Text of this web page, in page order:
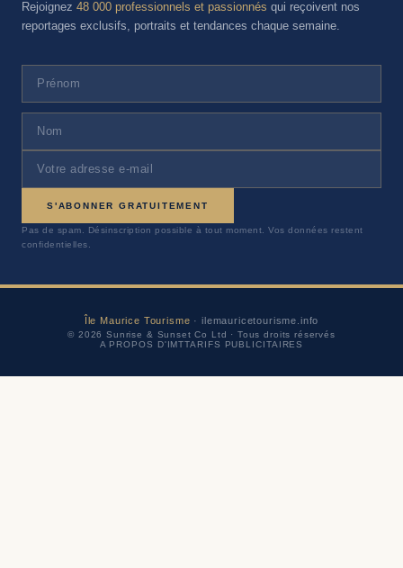
Rejoignez 48 000 professionnels et passionnés qui reçoivent nos
reportages exclusifs, portraits et tendances chaque semaine.
S'ABONNER GRATUITEMENT
Pas de spam. Désinscription possible à tout moment. Vos données restent
confidentielles.
Île Maurice Tourisme · ilemauricetourisme.info
© 2026 Sunrise & Sunset Co Ltd · Tous droits réservés
A PROPOS D'IMTTARIFS PUBLICITAIRES